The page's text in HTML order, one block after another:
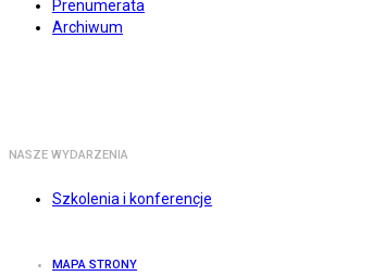
Prenumerata
Archiwum
NASZE WYDARZENIA
Szkolenia i konferencje
MAPA STRONY